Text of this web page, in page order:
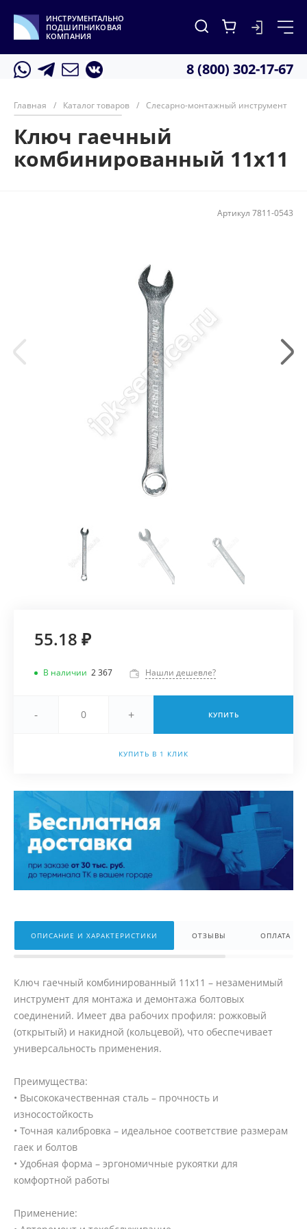
ИНСТРУМЕНТАЛЬНО
ПОДШИПНИКОВАЯ
КОМПАНИЯ
8 (800) 302-17-67
Главная / Каталог товаров / Слесарно-монтажный инструмент
Ключ гаечный
комбинированный 11х11
Артикул 7811-0543
55.18 ₽
В наличии 2 367 Нашли дешевле?
- + КУПИТЬ
КУПИТЬ В 1 КЛИК
ОПИСАНИЕ И ХАРАКТЕРИСТИКИ ОТЗЫВЫ ОПЛАТА
Ключ гаечный комбинированный 11х11 – незаменимый
инструмент для монтажа и демонтажа болтовых
соединений. Имеет два рабочих профиля: рожковый
(открытый) и накидной (кольцевой), что обеспечивает
универсальность применения.
Преимущества:
• Высококачественная сталь – прочность и
износостойкость
• Точная калибровка – идеальное соответствие размерам
гаек и болтов
• Удобная форма – эргономичные рукоятки для
комфортной работы
Применение: